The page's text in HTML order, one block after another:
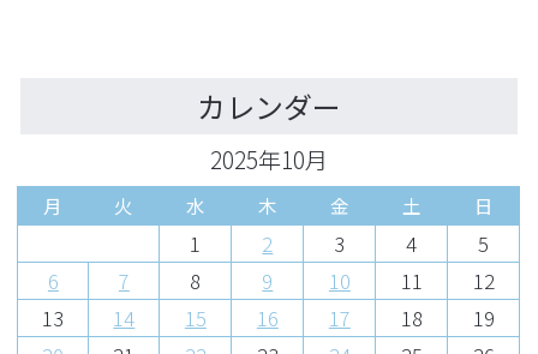
カレンダー
2025年10月
月 火 水 木 金 土 日
1 2 3 4
5
6
7 8 9 10 11
12
13
14 15 16 17 18
19